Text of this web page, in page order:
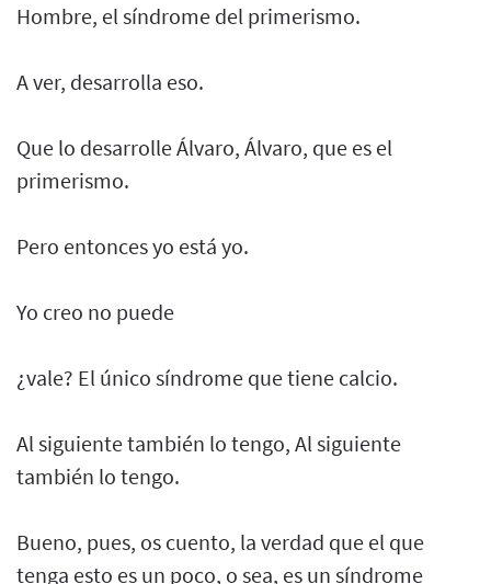
Hombre, el síndrome del primerismo.
A ver, desarrolla eso.
Que lo desarrolle Álvaro, Álvaro, que es el
primerismo.
Pero entonces yo está yo.
Yo creo no puede
¿vale? El único síndrome que tiene calcio.
Al siguiente también lo tengo, Al siguiente
también lo tengo.
Bueno, pues, os cuento, la verdad que el que
tenga esto es un poco, o sea, es un síndrome